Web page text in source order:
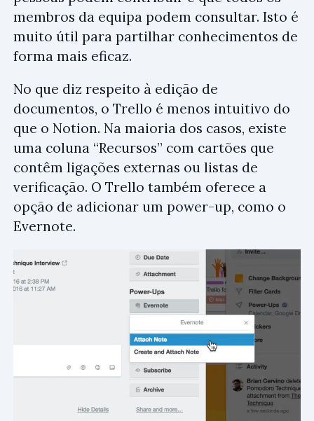
membros da equipa podem consultar. Isto é
muito útil para partilhar conhecimentos de
forma mais eficaz.
No que diz respeito à edição de
documentos, o Trello é menos intuitivo do
que o Notion. Na maioria dos casos, existe
uma coluna “Recursos” com cartões que
contêm ligações externas ou listas de
verificação. O Trello também oferece a
opção de adicionar um power-up, como o
Evernote.